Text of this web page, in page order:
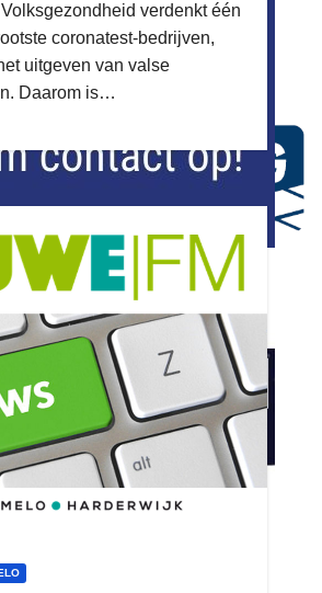
verdenkt één
coronatest-bedrijven,
uitgeven van valse
Daarom is…